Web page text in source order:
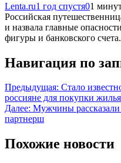
Lenta.ru1 год спустя01
Российская
и назвала главные
фигуры и банковского счета.
Навигация по
Предыдущая: Стало
россияне для покупки
Далее: Мужчины рассказали
партнерш
Похожие новости